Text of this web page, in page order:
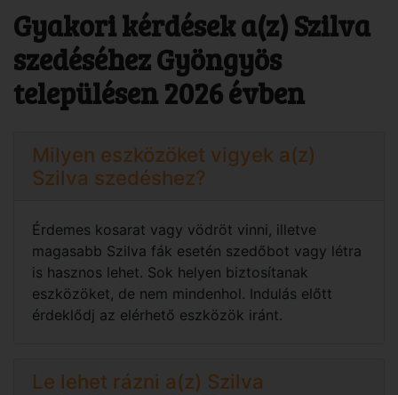
Gyakori kérdések a(z) Szilva
szedéséhez Gyöngyös
településen 2026 évben
Milyen eszközöket vigyek a(z)
Szilva szedéshez?
Érdemes kosarat vagy vödröt vinni, illetve
magasabb Szilva fák esetén szedőbot vagy létra
is hasznos lehet. Sok helyen biztosítanak
eszközöket, de nem mindenhol. Indulás előtt
érdeklődj az elérhető eszközök iránt.
Le lehet rázni a(z) Szilva